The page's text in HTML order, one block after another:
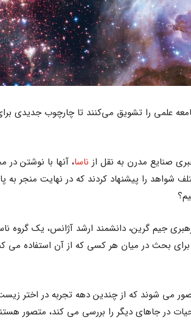
علمی را تشویق می‌کنند تا چارچوب جدیدی
صنایع مدرن به نقل از ناسا، آنها با نوشتن در
شواهد را پیشنهاد کردند که در نهایت منجر به
جیم گرین، دانشمند ارشد آژانس، یک گروه
بحث در میان هر کسی که از آن استفاده می
می شوند که از چندین دهه تجربه در اختر
در جاهای دیگر را بررسی می کند، متصور